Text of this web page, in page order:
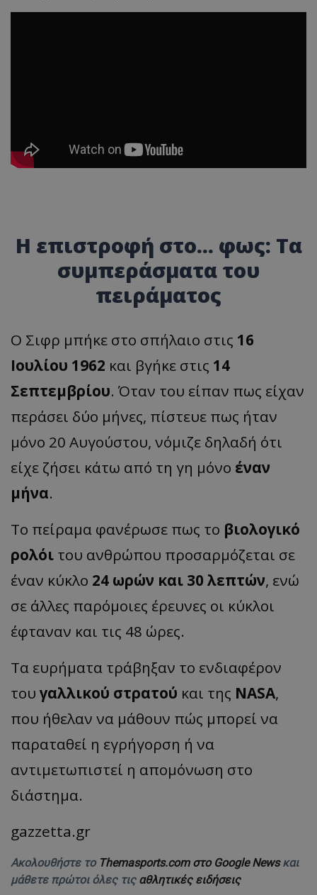
Η επιστροφή στο... φως: Τα
συμπεράσματα του
πειράματος
Ο Σιφρ μπήκε στο σπήλαιο στις 16
Ιουλίου 1962 και βγήκε στις 14
Σεπτεμβρίου. Όταν του είπαν πως είχαν
περάσει δύο μήνες, πίστευε πως ήταν
μόνο 20 Αυγούστου, νόμιζε δηλαδή ότι
είχε ζήσει κάτω από τη γη μόνο έναν
μήνα.
Το πείραμα φανέρωσε πως το βιολογικό
ρολόι του ανθρώπου προσαρμόζεται σε
έναν κύκλο 24 ωρών και 30 λεπτών, ενώ
σε άλλες παρόμοιες έρευνες οι κύκλοι
έφταναν και τις 48 ώρες.
Τα ευρήματα τράβηξαν το ενδιαφέρον
του γαλλικού στρατού και της NASA,
που ήθελαν να μάθουν πώς μπορεί να
παραταθεί η εγρήγορση ή να
αντιμετωπιστεί η απομόνωση στο
διάστημα.
gazzetta.gr
Ακολουθήστε το Themasports.com στο Google Newsκαι
μάθετε πρώτοι όλες τις αθλητικές ειδήσεις